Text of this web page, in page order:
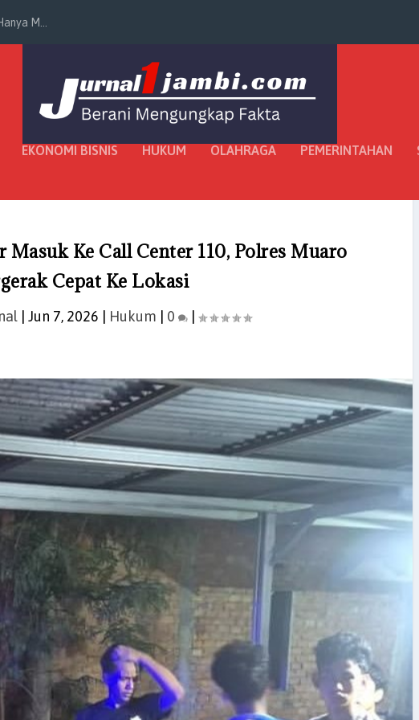
M...
EKONOMI BISNIS HUKUM OLAHRAGA PEMERINTAHAN
Ke Call Center 110, Polres Muaro
Cepat Ke Lokasi
| Jun 7, 2026 Hukum 0 |